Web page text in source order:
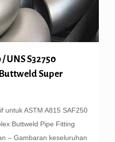
UNS S32750
Super
untuk ASTM A815 SAF250
Buttweld Pipe Fitting
– Gambaran keseluruhan